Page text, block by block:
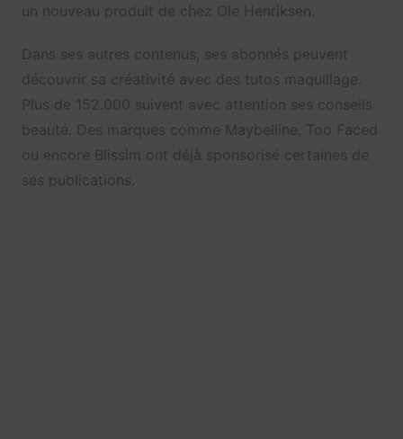
un nouveau produit de chez Ole Henriksen.
Dans ses autres contenus, ses abonnés peuvent
découvrir sa créativité avec des tutos maquillage.
Plus de 152.000 suivent avec attention ses conseils
beauté. Des marques comme Maybelline, Too Faced
ou encore Blissim ont déjà sponsorisé certaines de
ses publications.